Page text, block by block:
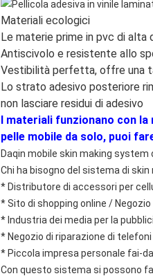
Materiali ecologici
Le materie prime in pvc di
Antiscivolo e resistente allo
Vestibilità perfetta, offre una
Lo strato adesivo posteriore
non lasciare residui di adesivo
I materiali funzionano con la
pelle mobile da solo, puoi
Daqin mobile skin making
Chi ha bisogno del sistema di skin
* Distributore di accessori per
* Sito di shopping online /
* Industria dei media per la
* Negozio di riparazione di
* Piccola impresa personale fai-
Con questo sistema si possono